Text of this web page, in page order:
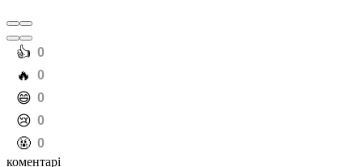
️👍 0
️🔥 0
️😄 0
️😢 0
️🤬 0
коментарі